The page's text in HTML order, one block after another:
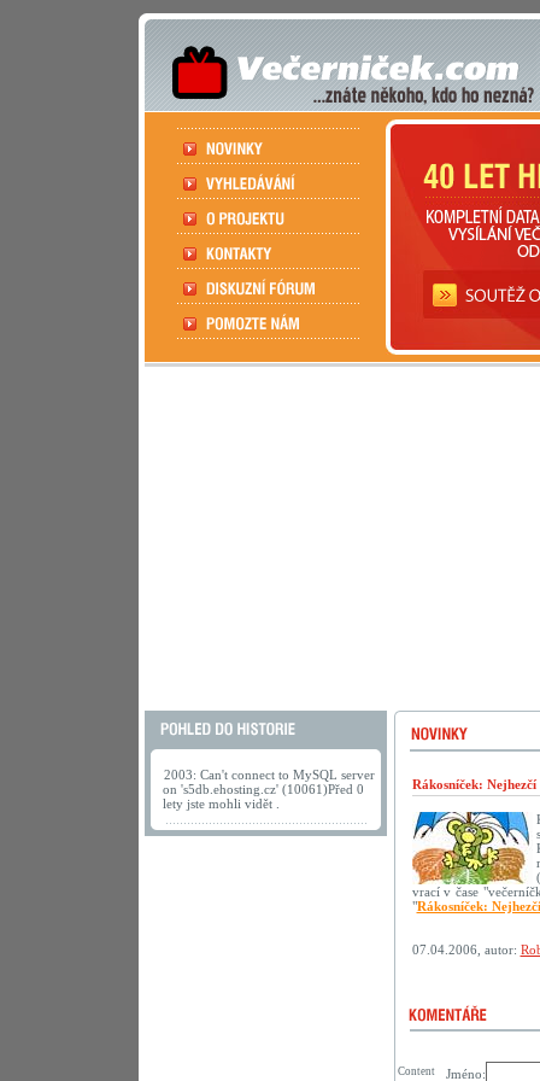
2003: Can't connect to MySQL server
on 's5db.ehosting.cz' (10061)Před 0
lety jste mohli vidět .
Rákosníček:
vrací v čase
"Rákosníček:
07.04.2006, autor:
Jméno:
Content